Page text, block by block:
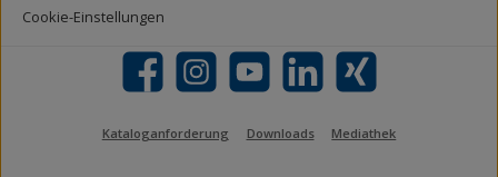
Cookie-Einstellungen
Facebook Instagram YouTube LinkedIn Xing
Kataloganforderung Downloads Mediathek